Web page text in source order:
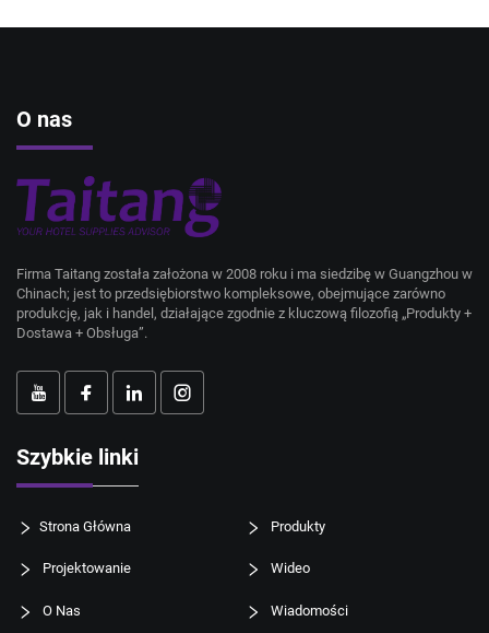
O nas
Firma Taitang została założona w 2008 roku i ma siedzibę w Guangzhou w
Chinach; jest to przedsiębiorstwo kompleksowe, obejmujące zarówno
produkcję, jak i handel, działające zgodnie z kluczową filozofią „Produkty +
Dostawa + Obsługa”.
Szybkie linki
Strona Główna Produkty
Projektowanie Wideo
O Nas Wiadomości